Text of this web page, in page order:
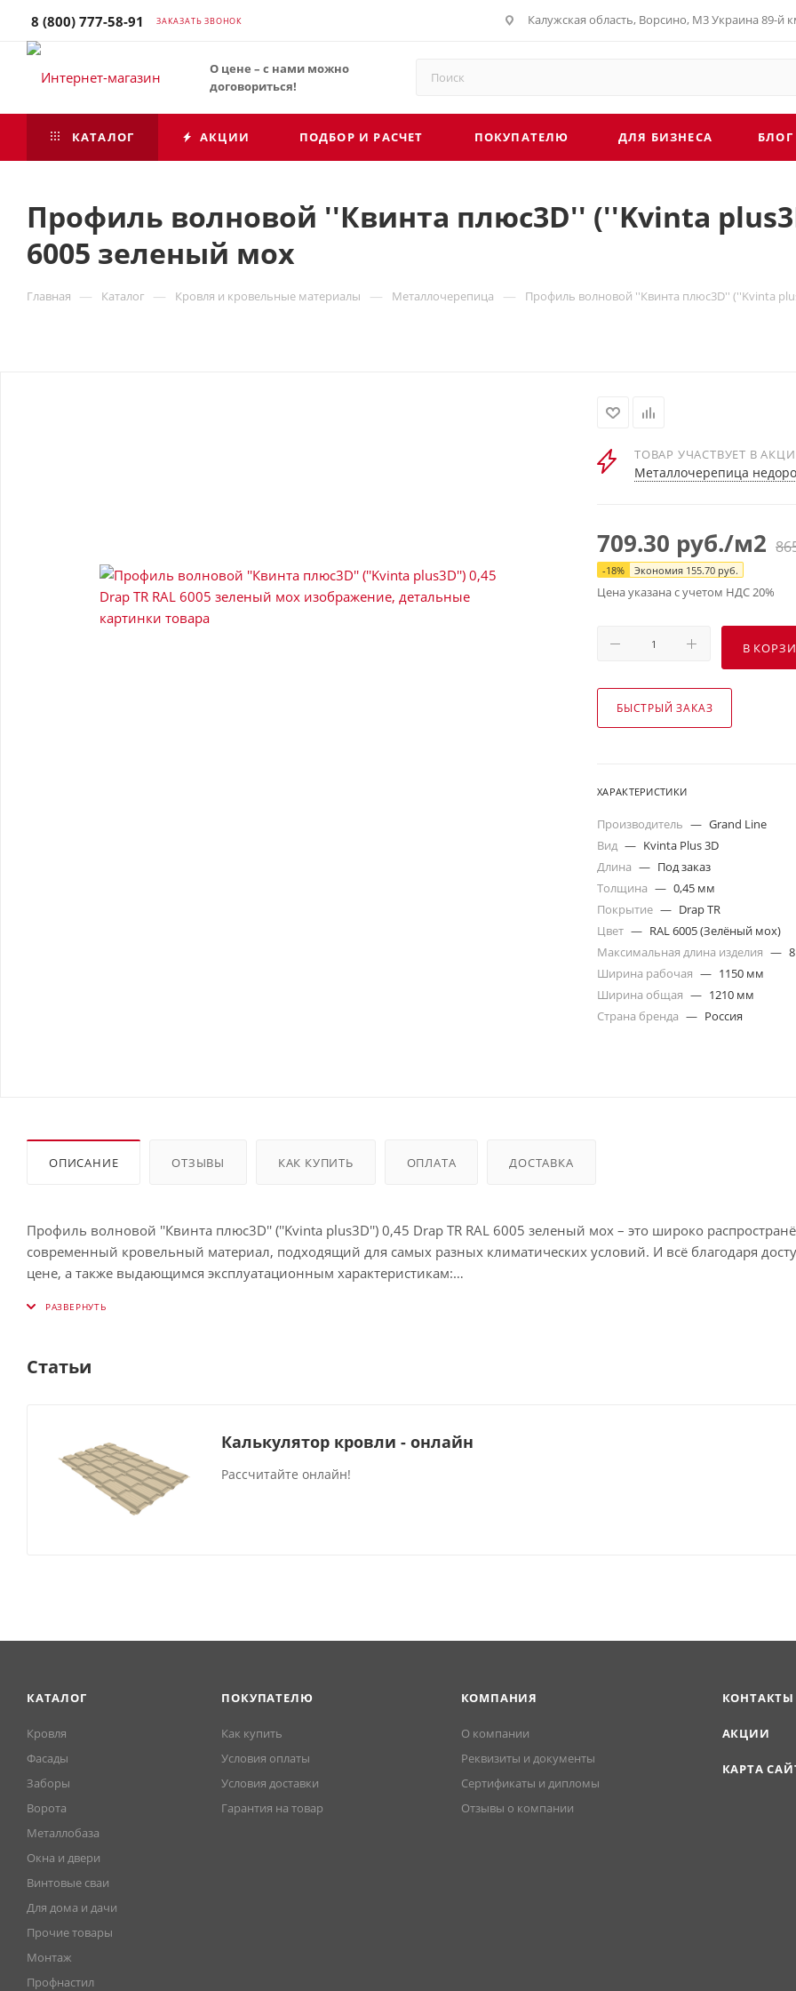
8 (800) 777-58-91 ЗАКАЗАТЬ ЗВОНОК Калужская область, Ворсино, М3 Украина 89-й
О цене – с нами можно
договориться!
КАТАЛОГ АКЦИИ ПОДБОР И РАСЧЕТ ПОКУПАТЕЛЮ ДЛЯ БИЗНЕСА БЛОГ
Профиль волновой ''Квинта плюс3D'' (''Kvinta
6005 зеленый мох
Главная — Каталог — Кровля и кровельные материалы — Металлочерепица — Профиль волновой ''Квинта плюс3D'' (''Kvinta
ТОВАР УЧАСТВУЕТ В
Металлочерепица
709.30 руб./м2
-18% Экономия 155.70 руб.
Цена указана с учетом НДС 20%
В
БЫСТРЫЙ ЗАКАЗ
ХАРАКТЕРИСТИКИ
Производитель — Grand Line
Вид — Kvinta Plus 3D
Длина — Под заказ
Толщина — 0,45 мм
Покрытие — Drap TR
Цвет — RAL 6005 (Зелёный мох)
Максимальная длина изделия —
Ширина рабочая — 1150 мм
Ширина общая — 1210 мм
Страна бренда — Россия
ОПИСАНИЕ ОТЗЫВЫ КАК КУПИТЬ ОПЛАТА ДОСТАВКА
Профиль волновой ''Квинта плюс3D'' (''Kvinta plus3D'') 0,45 Drap TR RAL 6005 зеленый мох – это широко
современный кровельный материал, подходящий для самых разных климатических условий. И всё благодаря
цене, а также выдающимся эксплуатационным характеристикам:
Малый, по сравнению с натуральной черепицей, вес гарантирует снижение нагрузки на несущие конструкции.
Правильно подобранный оттенок способен кардинально преобразить фасад любого объекта. У нас можно купить
металлочерепицу в распространённой цветовой палитре RAL.
механическим и ветровым нагрузкам. Это надёжная поверхность, не боящаяся агрессивных факторов среды и не
сложного обслуживания.
Максимальная длина изделия составляет 8 м. Продукцию удобно транспортировать и укладывать.
Статьи
Калькулятор кровли - онлайн
Рассчитайте онлайн!
КАТАЛОГ
Кровля
Фасады
Заборы
Ворота
Металлобаза
Окна и двери
Винтовые сваи
Для дома и дачи
Прочие товары
Монтаж
Профнастил
ПОКУПАТЕЛЮ
Как купить
Условия оплаты
Условия доставки
Гарантия на товар
КОМПАНИЯ
О компании
Реквизиты и документы
Сертификаты и дипломы
Отзывы о компании
КОНТАКТЫ
АКЦИИ
КАРТА